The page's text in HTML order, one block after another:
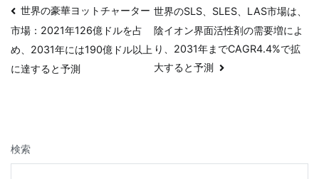
投
稿
ナ
ー
世界の豪華ヨットチャーター
市場：2021年126億ドルを占
め、2031年には190億ドル以上
に達すると予測
世界のSLS、SLES、LAS市場は、
陰イオン界面活性剤の需要増によ
り、2031年までCAGR4.4%で拡
大すると予測
検索